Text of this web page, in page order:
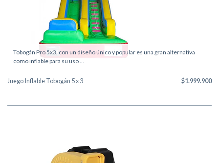
Tobogán Pro 5x3, con un diseño único y popular es una gran alternativa
como inflable para su uso ...
Juego Inflable Tobogán 5 x 3 $1.999.900